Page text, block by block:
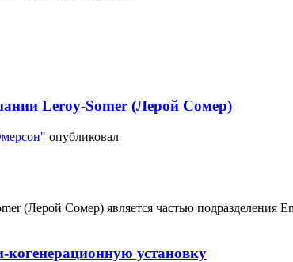
Leroy-Somer (Лерой Сомер)
опубликовал
(Лерой Сомер) является частью подразделения
когенерационную установку